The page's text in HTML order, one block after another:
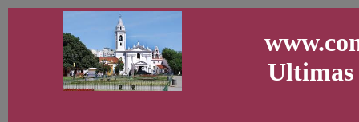
Ultimas